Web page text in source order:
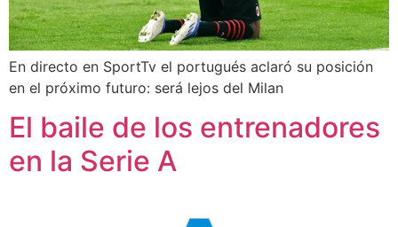
En directo en SportTv el portugués aclaró su posición
en el próximo futuro: será lejos del Milan
El baile de los entrenadores
en la Serie A